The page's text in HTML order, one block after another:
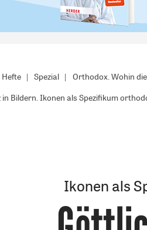
Hefte Spezial Orthodox. Wohin
in Bildern. Ikonen als Spezifikum
Ikonen als